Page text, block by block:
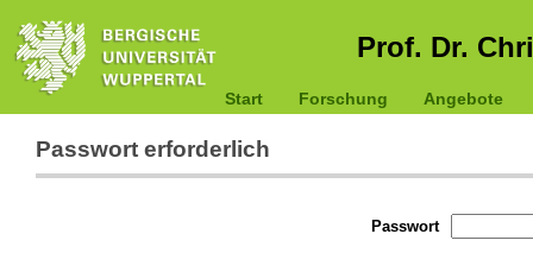
Prof. Dr.
Start Forschung Angebote
Passwort erforderlich
Passwort